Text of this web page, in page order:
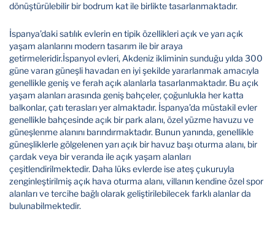
dönüştürülebilir bir bodrum kat ile birlikte tasarlanmaktadır.
İspanya’daki satılık evlerin en tipik özellikleri açık ve yarı açık
yaşam alanlarını modern tasarım ile bir araya
getirmeleridir.İspanyol evleri, Akdeniz ikliminin sunduğu yılda 300
güne varan güneşli havadan en iyi şekilde yararlanmak amacıyla
genellikle geniş ve ferah açık alanlarla tasarlanmaktadır. Bu açık
yaşam alanları arasında geniş bahçeler, çoğunlukla her katta
balkonlar, çatı terasları yer almaktadır. İspanya’da müstakil evler
genellikle bahçesinde açık bir park alanı, özel yüzme havuzu ve
güneşlenme alanını barındırmaktadır. Bunun yanında, genellikle
güneşliklerle gölgelenen yarı açık bir havuz başı oturma alanı, bir
çardak veya bir veranda ile açık yaşam alanları
çeşitlendirilmektedir. Daha lüks evlerde ise ateş çukuruyla
zenginleştirilmiş açık hava oturma alanı, villanın kendine özel spor
alanları ve tercihe bağlı olarak geliştirilebilecek farklı alanlar da
bulunabilmektedir.